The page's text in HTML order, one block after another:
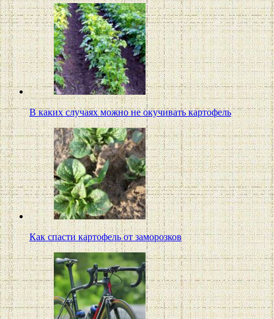
В каких случаях можно не окучивать картофель
Как спасти картофель от заморозков